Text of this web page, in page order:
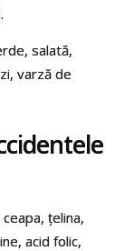
salată,
varză de
țelina,
acid folic,